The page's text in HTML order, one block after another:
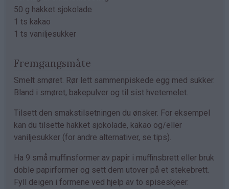
50 g hakket sjokolade
1 ts kakao
1 ts vaniljesukker
Fremgangsmåte
Smelt smøret. Rør lett sammenpiskede egg med sukker.
Bland i smøret, bakepulver og til sist hvetemelet.
Tilsett den smakstilsetningen du ønsker. For eksempel
kan du tilsette hakket sjokolade, kakao og/eller
vaniljesukker (for andre alternativer, se tips).
Ha 9 små muffinsformer av papir i muffinsbrett eller bruk
doble papirformer og sett dem utover på et stekebrett.
Fyll deigen i formene ved hjelp av to spiseskjeer.